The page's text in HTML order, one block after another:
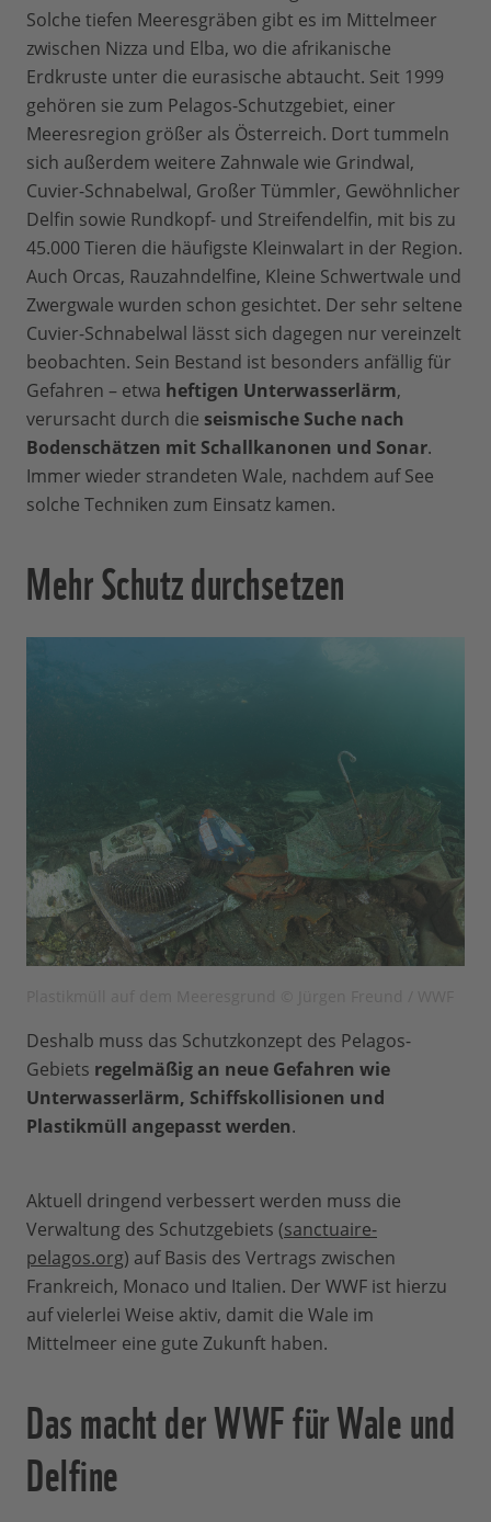
Solche tiefen Meeresgräben gibt es im Mittelmeer
zwischen Nizza und Elba, wo die afrikanische
Erdkruste unter die eurasische abtaucht. Seit 1999
gehören sie zum Pelagos-Schutzgebiet, einer
Meeresregion größer als Österreich. Dort tummeln
sich außerdem weitere Zahnwale wie Grindwal,
Cuvier-Schnabelwal, Großer Tümmler, Gewöhnlicher
Delfin sowie Rundkopf- und Streifendelfin, mit bis zu
45.000 Tieren die häufigste Kleinwalart in der Region.
Auch Orcas, Rauzahndelfine, Kleine Schwertwale und
Zwergwale wurden schon gesichtet. Der sehr seltene
Cuvier-Schnabelwal lässt sich dagegen nur vereinzelt
beobachten. Sein Bestand ist besonders anfällig für
Gefahren – etwa heftigen Unterwasserlärm,
verursacht durch die seismische Suche nach
Bodenschätzen mit Schallkanonen und Sonar.
Immer wieder strandeten Wale, nachdem auf See
solche Techniken zum Einsatz kamen.
Mehr Schutz durchsetzen
Deshalb muss das Schutzkonzept des Pelagos-
Gebiets regelmäßig an neue Gefahren wie
Unterwasserlärm, Schiffskollisionen und
Plastikmüll angepasst werden.
Aktuell dringend verbessert werden muss die
Verwaltung des Schutzgebiets (sanctuaire-
pelagos.org) auf Basis des Vertrags zwischen
Frankreich, Monaco und Italien. Der WWF ist hierzu
auf vielerlei Weise aktiv, damit die Wale im
Mittelmeer eine gute Zukunft haben.
Das macht der WWF für Wale und
Delfine